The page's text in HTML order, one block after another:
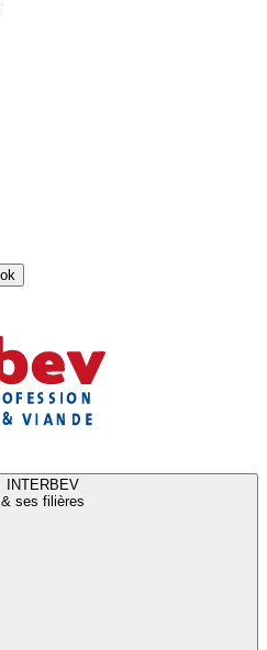
INTERBEV
& ses filières